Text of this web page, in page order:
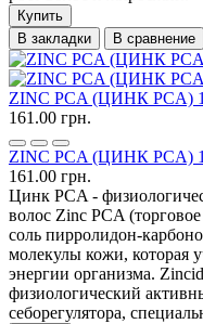
Купить
В закладки
В сравнение
ZINC PCA (ЦИНК PCA)
161.00 грн.
ZINC PCA (ЦИНК PCA)
161.00 грн.
Цинк PCA -
волос Zinc PCA
соль пирролидон-
молекулы кожи, которая
энергии организма.
физиологический
себорегулятора,